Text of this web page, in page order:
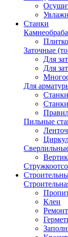
Станки
Заточные
Для
Для
Для
Пильные
Клеи